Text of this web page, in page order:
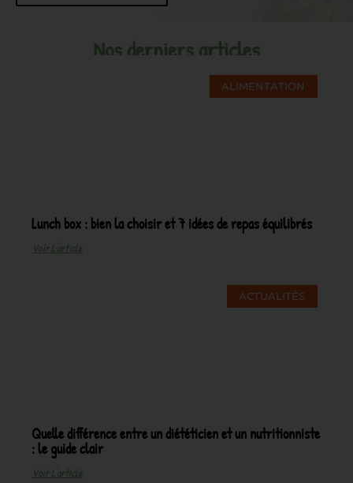
Nos derniers articles
ALIMENTATION
Lunch box : bien la choisir et 7 idées de repas équilibrés
Voir L'article
ACTUALITÉS
Quelle différence entre un diététicien et un nutritionniste
: le guide clair
Voir L'article